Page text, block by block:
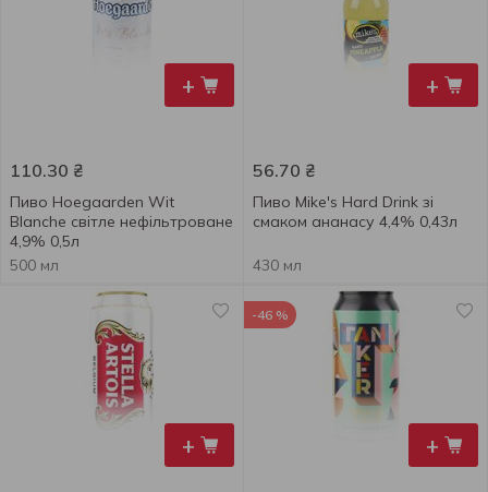
+
110.30 ₴
Пиво Hoegaarden Wit
Blanche світле нефільтроване
4,9% 0,5л
500 мл
+
56.70 ₴
Пиво Mike's Hard Drink зі
смаком ананасу 4,4% 0,43л
430 мл
+ +
-46 %